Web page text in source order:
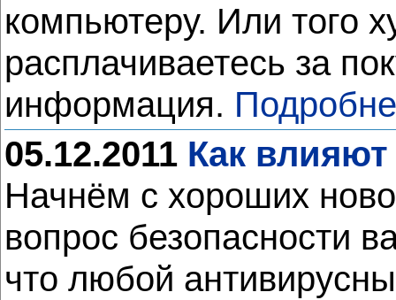
компьютеру. Или того
расплачиваетесь за
информация.
05.12.2011 Как
Начнём с хороших
вопрос безопасности
что любой